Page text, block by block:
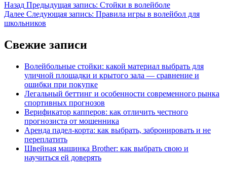
Назад Предыдущая запись: Стойки в волейболе
Далее Следующая запись: Правила игры в волейбол для
школьников
Свежие записи
Волейбольные стойки: какой материал выбрать для
уличной площадки и крытого зала — сравнение и
ошибки при покупке
Легальный беттинг и особенности современного рынка
спортивных прогнозов
Верификатор капперов: как отличить честного
прогнозиста от мошенника
Аренда падел-корта: как выбрать, забронировать и не
переплатить
Швейная машинка Brother: как выбрать свою и
научиться ей доверять